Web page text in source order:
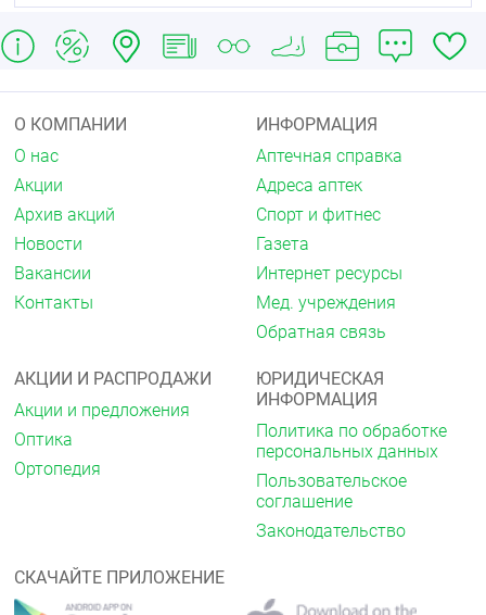
О КОМПАНИИ
О нас
Акции
Архив акций
Новости
Вакансии
Контакты
ИНФОРМАЦИЯ
Аптечная справка
Адреса аптек
Спорт и фитнес
Газета
Интернет ресурсы
Мед. учреждения
Обратная связь
АКЦИИ И РАСПРОДАЖИ
Акции и предложения
Оптика
Ортопедия
ЮРИДИЧЕСКАЯ
ИНФОРМАЦИЯ
Политика по обработке
персональных данных
Пользовательское
соглашение
Законодательство
СКАЧАЙТЕ ПРИЛОЖЕНИЕ